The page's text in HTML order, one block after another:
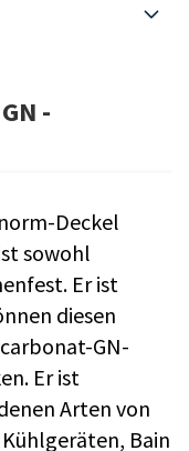
-
Deckel
sowohl
Er ist
diesen
GN-
Er ist
Arten von
Bain